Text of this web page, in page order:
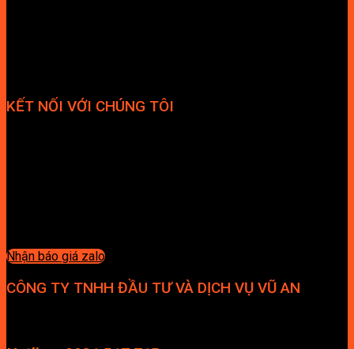
KẾT NỐI VỚI CHÚNG TÔI
Nhận báo giá zalo
CÔNG TY TNHH ĐẦU TƯ VÀ DỊCH VỤ VŨ AN